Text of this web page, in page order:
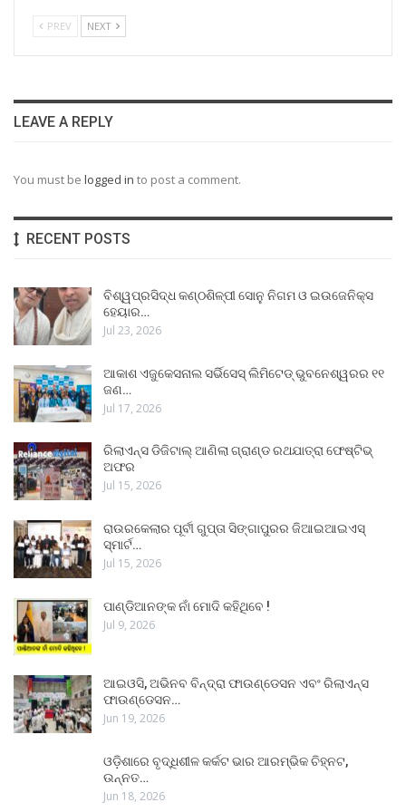
PREV NEXT
LEAVE A REPLY
You must be logged in to post a comment.
RECENT POSTS
ବିଶ୍ୱପ୍ରସିଦ୍ଧ କଣ୍ଠଶିଳ୍ପୀ ସୋନୁ ନିଗମ ଓ ଇଉଜେନିକ୍ସ
ହେୟାର…
Jul 23, 2026
ଆକାଶ ଏଜୁକେସନାଲ ସର୍ଭିସେସ୍ ଲିମିଟେଡ୍ ଭୁବନେଶ୍ୱରର ୧୧
ଜଣ…
Jul 17, 2026
ରିଲାଏନ୍ସ ଡିଜିଟାଲ୍ ଆଣିଲା ଗ୍ରାଣ୍ଡ ରଥଯାତ୍ରା ଫେଷ୍ଟିଭ୍
ଅଫର
Jul 15, 2026
ରାଉରକେଲାର ପୂର୍ବୀ ଗୁପ୍ତା ସିଙ୍ଗାପୁରର ଜିଆଇଆଇଏସ୍
ସ୍ମାର୍ଟ…
Jul 15, 2026
ପାଣ୍ଡିଆନଙ୍କ ନାଁ ମୋଦି କହିଥିବେ !
Jul 9, 2026
ଆଇଓସି, ଅଭିନବ ବିନ୍ଦ୍ରା ଫାଉଣ୍ଡେସନ ଏବଂ ରିଲାଏନ୍ସ
ଫାଉଣ୍ଡେସନ…
Jun 19, 2026
ଓଡ଼ିଶାରେ ବୃଦ୍ଧିଶୀଳ କର୍କଟ ଭାର ଆରମ୍ଭିକ ଚିହ୍ନଟ,
ଉନ୍ନତ…
Jun 18, 2026